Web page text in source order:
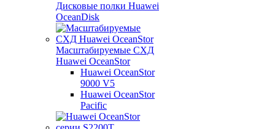
Дисковые полки Huawei
OceanDisk
Масштабируемые СХД
Huawei OceanStor
Huawei OceanStor
9000 V5
Huawei OceanStor
Pacific